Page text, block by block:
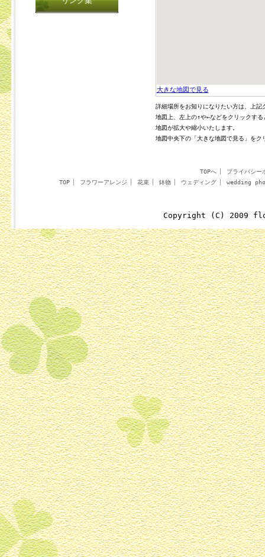
大きな地図で見る
詳細場所をお知りになりたい方は、上記
地図上、左上の↑や←などをクリックす
地図が拡大や縮小いたします。
地図中央下の「大きな地図で見る」を
TOPへ
プライバシー
TOP
フラワーアレンジ 花束 鉢物 ウェディング wedding
Copyright (C) 2009